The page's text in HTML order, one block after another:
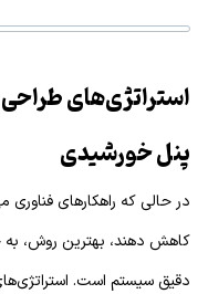
استراتژی‌های
پنل خورشیدی
در حالی که راهکارهای فناوری
کاهش دهند، بهترین روش، به
دقیق سیستم است.